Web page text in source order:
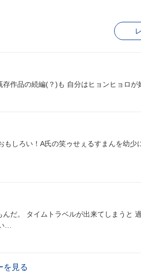
作品の続編(？)も 自分はヒョンヒョロが
しろい！A氏の笑ゥせぇるすまんを幼少
い出来事
…
を見る